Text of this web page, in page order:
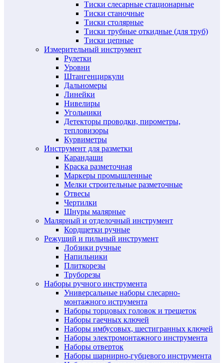
Тиски слесарные стационарные
Тиски станочные
Тиски столярные
Тиски трубные откидные (для труб)
Тиски цепные
Измерительный инструмент
Рулетки
Уровни
Штангенциркули
Дальномеры
Линейки
Нивелиры
Угольники
Детекторы проводки, пирометры,
тепловизоры
Курвиметры
Инструмент для разметки
Карандаши
Краска разметочная
Маркеры промышленные
Мелки строительные разметочные
Отвесы
Чертилки
Шнуры малярные
Малярный и отделочный инструмент
Кордщетки ручные
Режущий и пильный инструмент
Лобзики ручные
Напильники
Плиткорезы
Труборезы
Наборы ручного инструмента
Универсальные наборы слесарно-
монтажного иструмента
Наборы торцовых головок и трещеток
Наборы гаечных ключей
Наборы имбусовых, шестигранных ключей
Наборы электромонтажного инструмента
Наборы отверток
Наборы шарнирно-губцевого инструмента